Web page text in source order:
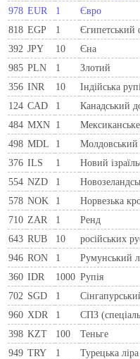
978 EUR 1 Євро
818 EGP 1 Єгипетський
392 JPY 10 Єна
985 PLN 1 Злотий
356 INR 10 Індійська
124 CAD 1 Канадський
484 MXN 1
498 MDL 1 Молдовський
376 ILS 1 Новий
554 NZD 1
578 NOK 1 Норвезька
710 ZAR 1 Ренд
643 RUB 10 російських
946 RON 1 Румунський
360 IDR 1000 Рупія
702 SGD 1
960 XDR 1 СПЗ
398 KZT 100 Теньге
949 TRY 1 Турецька ліра